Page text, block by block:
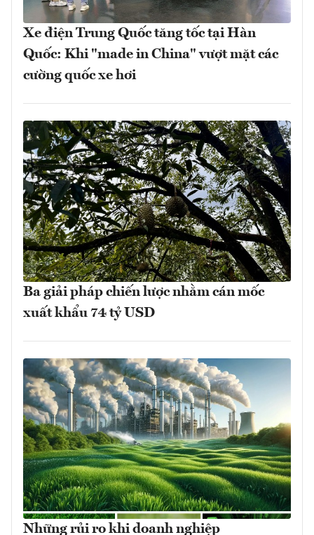
Xe điện Trung Quốc tăng tốc tại Hàn
Quốc: Khi "made in China" vượt mặt các
cường quốc xe hơi
Ba giải pháp chiến lược nhằm cán mốc
xuất khẩu 74 tỷ USD
Những rủi ro khi doanh nghiệp